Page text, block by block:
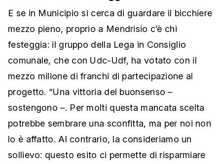
E se in Municipio si cerca di guardare il bicchiere
mezzo pieno, proprio a Mendrisio c’è chi
festeggia: il gruppo della Lega in Consiglio
comunale, che con Udc-Udf, ha votato con il
mezzo milione di franchi di partecipazione al
progetto. “Una vittoria del buonsenso –
sostengono ​–. Per molti questa mancata scelta
potrebbe sembrare una sconfitta, ma per noi non
lo è affatto.​ Al contrario, la consideriamo un
sollievo: questo esito ci permette di risparmiare